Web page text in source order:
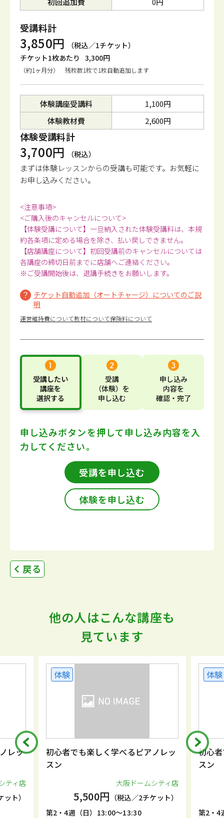
受講料計
3,850円
（税込／1チケット）
チケット1枚あたり 3,300円
（約1ヶ月分） 残枚数1枚で1枚自動追加します
体験講座受講料
1,100円
体験教材費
2,600円
体験受講料計
3,700円 （税込）
まずは体験レッスンからの受講も可能です。 お気軽に
お申し込みください。
<注意事項>
<ご購入後のキャンセルについて>
【体験受講について】一旦納入された体験受講料は、本規
約各条項に定める場合を除き、払い戻しできません。
【店舗講座について】初回受講前のキャンセルについては
各講座の締切日前までに店舗へご連絡ください。
※ご受講開始後は、退講手続きをお願いします。
チケット自動追加（オートチャージ）についてのご説
明
運営維持費について教材について保険料について
受講したい
講座を
選択する
受講
（体験） を
申し込む
申し込み
内容を
確認・完了
申し込みボタンを押して申し込み内容を入
力してください。
受講を申し込む
体験を申し込む
戻る
他の人はこんな講座も
見ています
レッ
ティ店
ト）
体験
初心者でも楽しく学べるピアノレッ
スン
大阪ドームシティ店
5,500円 （税込／2チケット）
第2・4週（日）13:00～13:30
体験
初心
スン
第2・4